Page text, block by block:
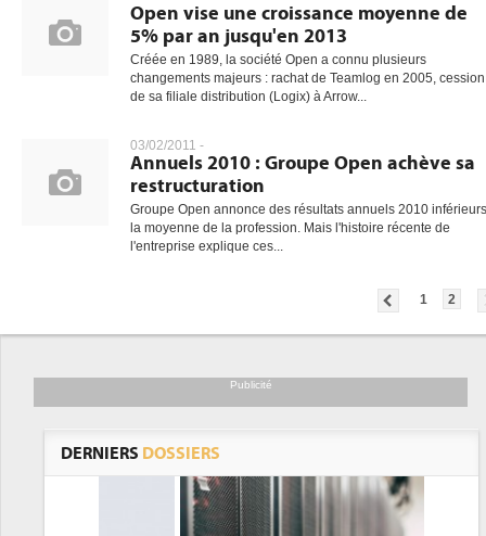
Open vise une croissance moyenne de
5% par an jusqu'en 2013
Créée en 1989, la société Open a connu plusieurs
changements majeurs : rachat de Teamlog en 2005, cession
de sa filiale distribution (Logix) à Arrow...
03/02/2011 -
Annuels 2010 : Groupe Open achève sa
restructuration
Groupe Open annonce des résultats annuels 2010
la moyenne de la profession. Mais l'histoire récente de
l'entreprise explique ces...
1 2
Publicité
DERNIERS DOSSIERS